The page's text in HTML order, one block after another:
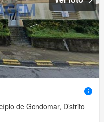
de Gondomar, Distrito